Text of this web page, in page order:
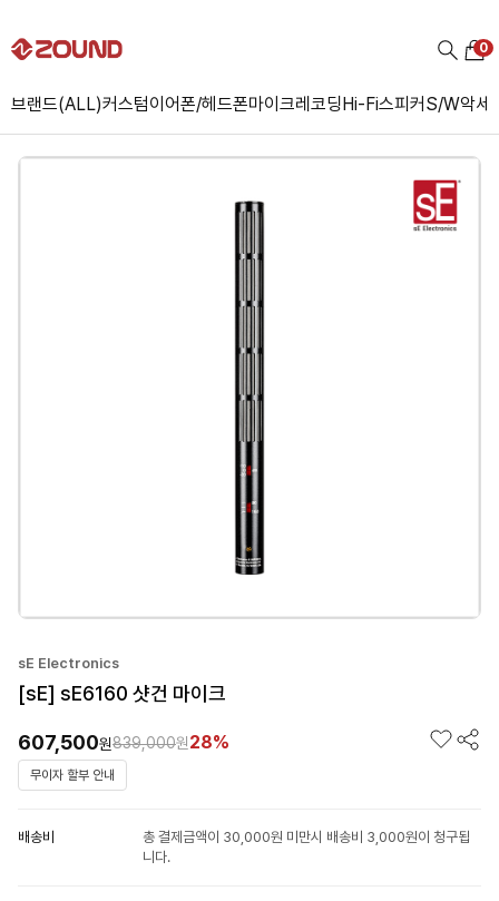
브랜드(ALL)커스텀이어폰/헤드폰마이크레코딩Hi-Fi스피커S/W악세
0
sE Electronics
[sE] sE6160 샷건 마이크
607,500원839,000원28%
무이자 할부 안내
배송비
총 결제금액이 30,000원 미만시 배송비 3,000원이 청구됩
니다.